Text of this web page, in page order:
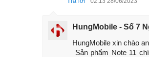
chính hãng hiện đang rẻ
nhé:
1. Thông số cấu hình
HungMobile - Số 7
HungMobile xin chào